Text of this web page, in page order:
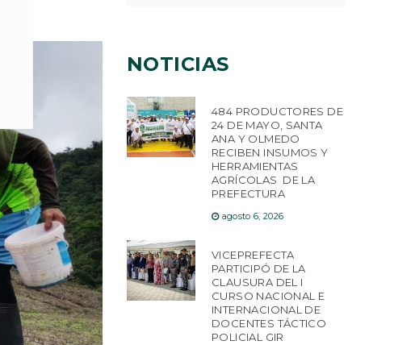
NOTICIAS
484 PRODUCTORES DE
24 DE MAYO, SANTA
ANA Y OLMEDO
RECIBEN INSUMOS Y
HERRAMIENTAS
AGRÍCOLAS DE LA
PREFECTURA
agosto 6, 2026
VICEPREFECTA
PARTICIPÓ DE LA
CLAUSURA DEL I
CURSO NACIONAL E
INTERNACIONAL DE
DOCENTES TÁCTICO
POLICIAL GIR